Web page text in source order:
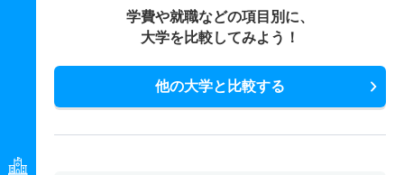
学費や就職などの項目別に、
大学を比較してみよう！
他の大学と比較する